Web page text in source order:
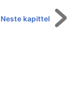
Neste kapittel